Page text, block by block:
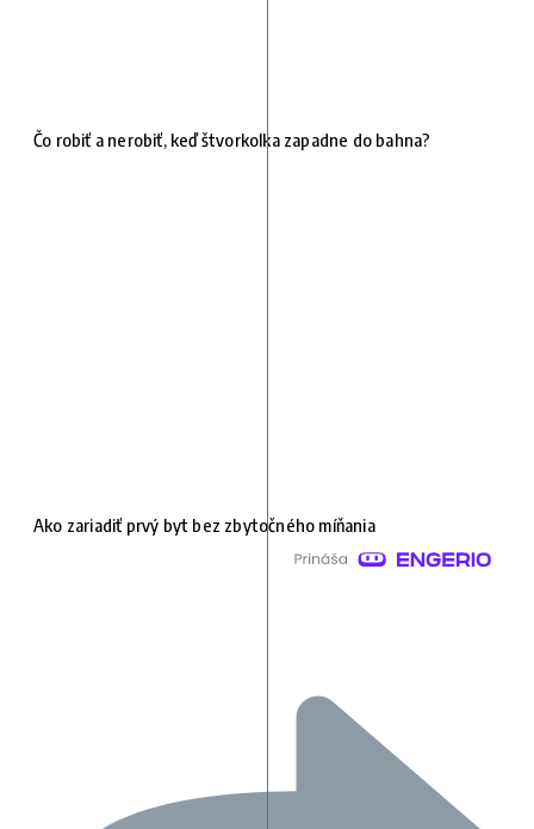
Čo robiť a nerobiť, keď štvorkolka zapadne do bahna?
Ako zariadiť prvý byt bez zbytočného míňania